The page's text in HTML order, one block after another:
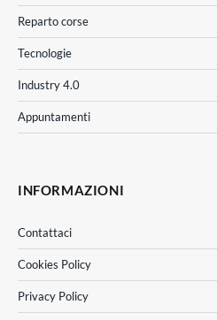
Reparto corse
Tecnologie
Industry 4.0
Appuntamenti
INFORMAZIONI
Contattaci
Cookies Policy
Privacy Policy